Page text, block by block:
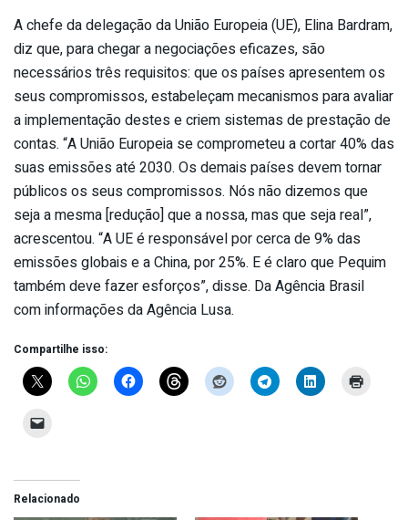
A chefe da delegação da União Europeia (UE), Elina Bardram,
diz que, para chegar a negociações eficazes, são
necessários três requisitos: que os países apresentem os
seus compromissos, estabeleçam mecanismos para avaliar
a implementação destes e criem sistemas de prestação de
contas. “A União Europeia se comprometeu a cortar 40% das
suas emissões até 2030. Os demais países devem tornar
públicos os seus compromissos. Nós não dizemos que
seja a mesma [redução] que a nossa, mas que seja real”,
acrescentou. “A UE é responsável por cerca de 9% das
emissões globais e a China, por 25%. E é claro que Pequim
também deve fazer esforços”, disse. Da Agência Brasil
com informações da Agência Lusa.
Compartilhe isso:
Relacionado